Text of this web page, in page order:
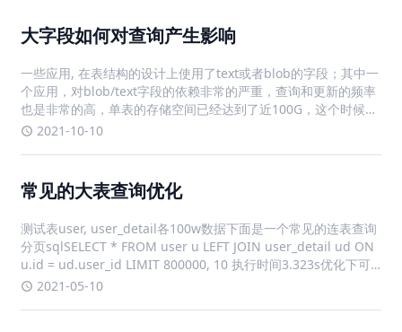
大字段如何对查询产生影响
一些应用, 在表结构的设计上使用了text或者blob的字段；其中一
个应用，对blob/text字段的依赖非常的严重，查询和更新的频率
也是非常的高，单表的存储空间已经达到了近100G，这个时候，
应用其实已经被数据库绑死了，任何应用或者查询逻辑的变更几
2021-10-10
常见的大表查询优化
测试表user, user_detail各100w数据下面是一个常见的连表查询
分页sqlSELECT * FROM user u LEFT JOIN user_detail ud ON
u.id = ud.user_id LIMIT 800000, 10 执行时间3.323s优化下可
以写成这样SEL
2021-05-10